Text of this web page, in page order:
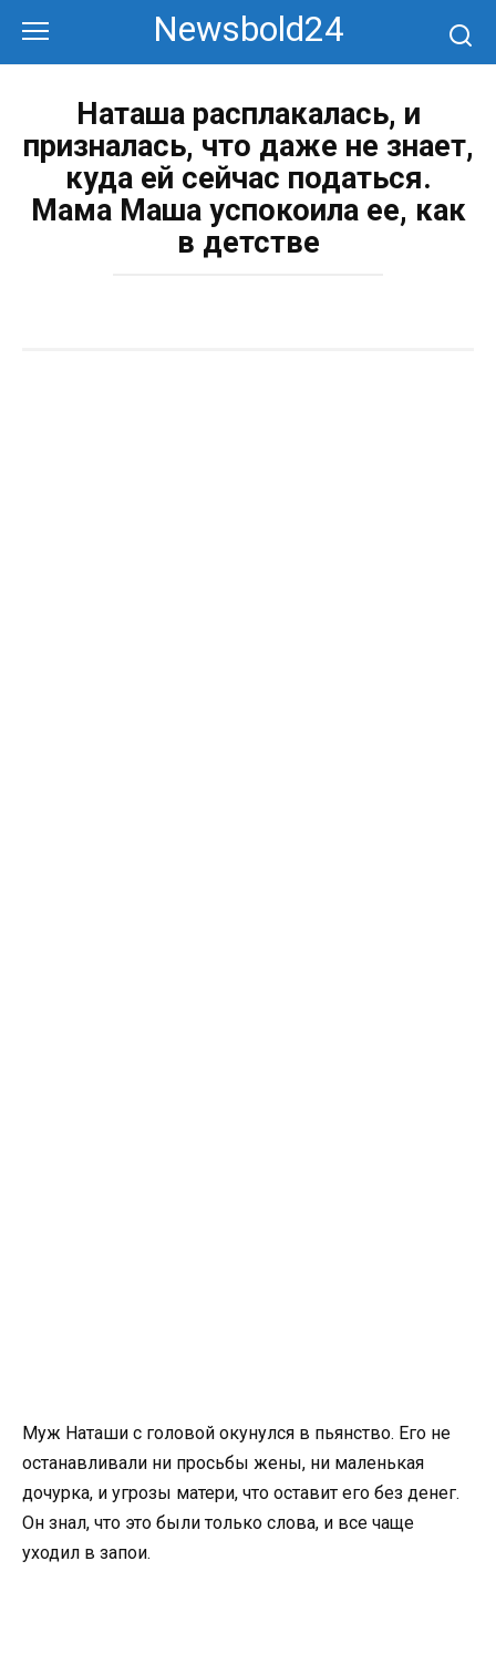
контенту
Newsbold24
Наташа расплакалась, и
призналась, что даже не знает,
куда ей сейчас податься.
Мама Маша успокоила ее, как
в детстве
Муж Наташи с головой окунулся в пьянство. Его не
останавливали ни просьбы жены, ни маленькая
дочурка, и угрозы матери, что оставит его без денег.
Он знал, что это были только слова, и все чаще
уходил в запои.